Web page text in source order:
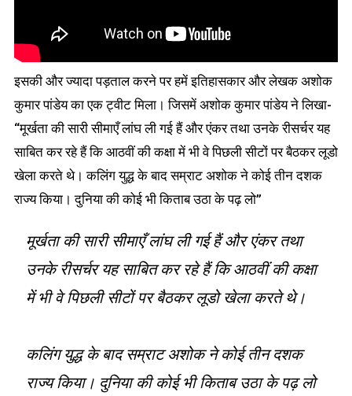
इसकी और ज्यादा पड़ताल करने पर हमें इतिहासकार और लेखक अशोक
कुमार पांडेय का एक ट्वीट मिला। जिसमें अशोक कुमार पांडेय ने लिखा-
“मूर्खता की सारी सीमाएँ लांघ ली गई हैं और एंकर तथा उनके रीसर्चर यह
साबित कर रहे हैं कि आठवीं की कक्षा में भी वे पिछली सीटों पर बैठकर लूडो
खेला करते थे। कलिंग युद्ध के बाद सम्राट अशोक ने कोई तीन दशक
राज्य किया। दुनिया की कोई भी किताब उठा के पढ़ लो”
मूर्खता की सारी सीमाएँ लांघ ली गई हैं और एंकर तथा
उनके रीसर्चर यह साबित कर रहे हैं कि आठवीं की कक्षा
में भी वे पिछली सीटों पर बैठकर लूडो खेला करते थे।
कलिंग युद्ध के बाद सम्राट अशोक ने कोई तीन दशक
राज्य किया। दुनिया की कोई भी किताब उठा के पढ़ लो